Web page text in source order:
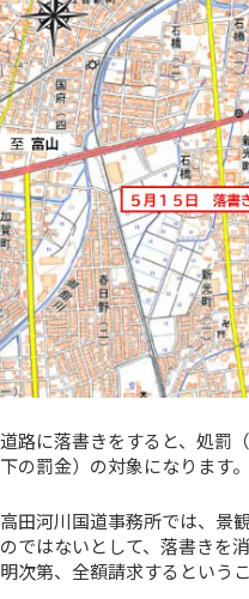
道路に落書きをすると、処罰
下の罰金）の対象になります。
高田河川国道事務所では、景
のではないとして、落書きを
明次第、全額請求するというこ